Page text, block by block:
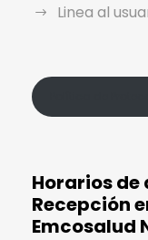
Linea al
Horarios de
Recepción
Emcosalud